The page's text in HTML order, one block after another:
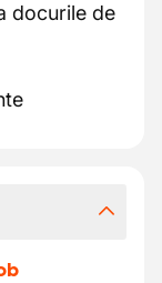
docurile de